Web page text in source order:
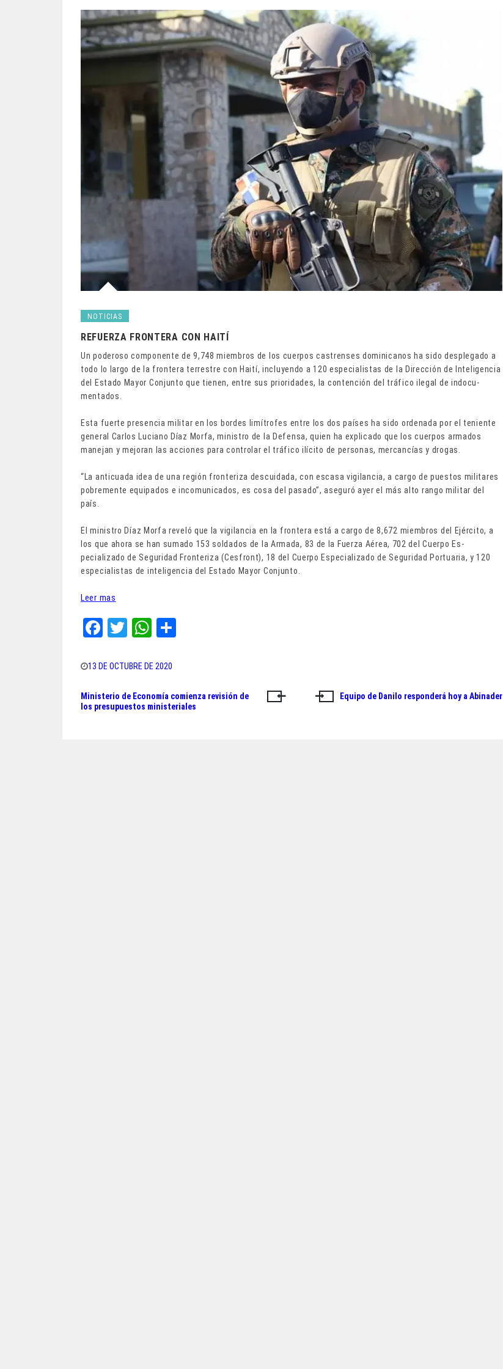
NOTICIAS
REFUERZA FRONTERA CON HAITÍ
Un poderoso componente de 9,748 miembros de los cuerpos castrenses domini­canos ha sido desplegado a
todo lo largo de la frontera terrestre con Haití, inclu­yendo a 120 especialistas de la Dirección de Inteligen­cia
del Estado Mayor Con­junto que tienen, entre sus prioridades, la contención del tráfico ilegal de indocu­
mentados.
Esta fuerte presencia mi­litar en los bordes limítrofes entre los dos países ha sido ordenada por el teniente
ge­neral Carlos Luciano Díaz Morfa, ministro de la Defen­sa, quien ha explicado que los cuerpos armados
mane­jan y mejoran las acciones para controlar el tráfico ilíci­to de personas, mercancías y drogas.
“La anticuada idea de una región fronteriza des­cuidada, con escasa vigi­lancia, a cargo de puestos militares
pobremente equi­pados e incomunicados, es cosa del pasado”, aseguró ayer el más alto rango mili­tar del
país.
El ministro Díaz Morfa reveló que la vigilancia en la frontera está a cargo de 8,672 miembros del Ejér­cito, a
los que ahora se han sumado 153 soldados de la Armada, 83 de la Fuerza Aérea, 702 del Cuerpo Es­
pecializado de Seguridad Fronteriza (Cesfront), 18 del Cuerpo Especializado de Seguridad Portuaria, y 120
especialistas de inteligencia del Estado Mayor Conjunto.
Leer mas
Fa
bo
ok
T
tt
er
W
ts
pp
13 DE OCTUBRE DE 2020
Navegación
Ministerio de Economía comienza revisión de
los presupuestos ministeriales
Equipo de Danilo responderá hoy a Abinader